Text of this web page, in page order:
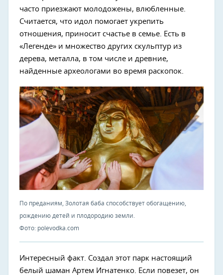
часто приезжают молодожены, влюбленные.
Считается, что идол помогает укрепить
отношения, приносит счастье в семье. Есть в
«Легенде» и множество других скульптур из
дерева, металла, в том числе и древние,
найденные археологами во время раскопок.
По преданиям, Золотая баба способствует обогащению,
рождению детей и плодородию земли.
Фото: polevodka.com
Интересный факт. Создал этот парк настоящий
белый шаман Артем Игнатенко. Если повезет, он